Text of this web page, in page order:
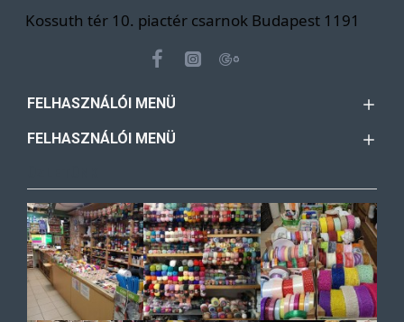
Kossuth tér 10. piactér csarnok Budapest 1191
FELHASZNÁLÓI MENÜ
FELHASZNÁLÓI MENÜ